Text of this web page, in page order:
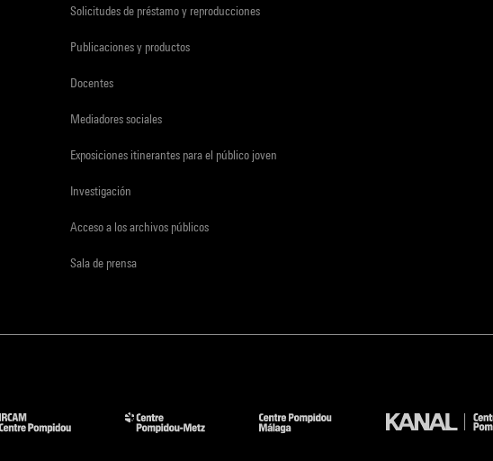
Solicitudes de préstamo y reproducciones
Publicaciones y productos
Docentes
Mediadores sociales
Exposiciones itinerantes para el público joven
Investigación
Acceso a los archivos públicos
Sala de prensa